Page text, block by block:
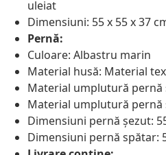
uleiat
Dimensiuni: 55 x 55 x 37
Pernă:
Culoare: Albastru marin
Material husă: Material
Material umplutură pernă
Material umplutură pernă
Dimensiuni pernă șezut:
Dimensiuni pernă spătar: